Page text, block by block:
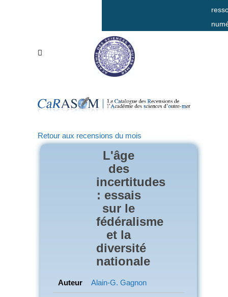
Retour aux recensions du mois
L'âge
des
incertitudes
: essais
sur le
fédéralisme
et la
diversité
nationale
Auteur Alain-G. Gagnon